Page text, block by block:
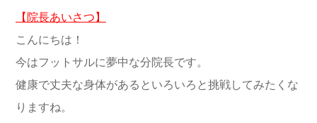
【院長あいさつ】
こんにちは！
今はフットサルに夢中な分院長です。
健康で丈夫な身体があるといろいろと挑戦してみたくな
りますね。